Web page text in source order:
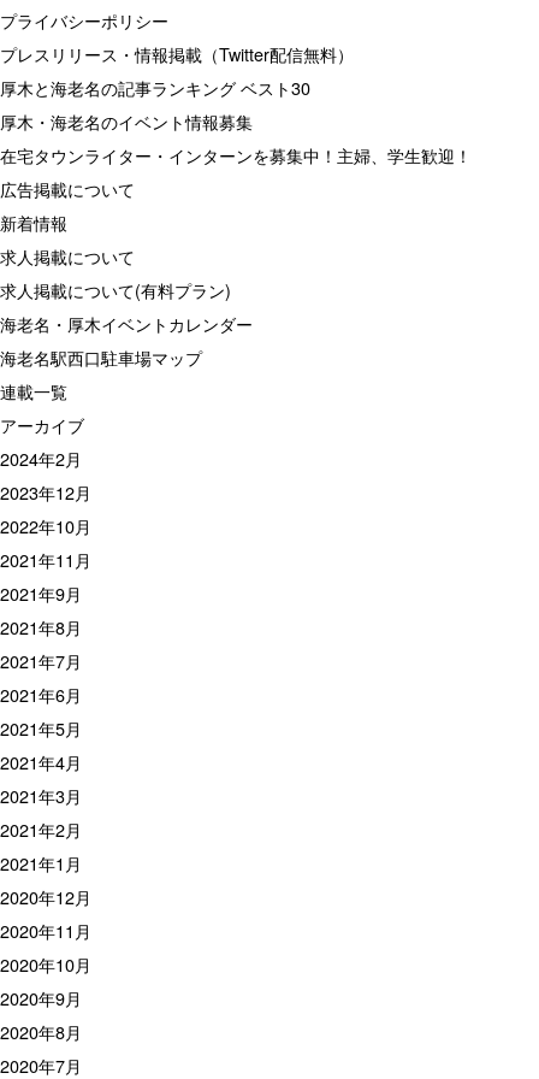
プライバシーポリシー
プレスリリース・情報掲載（Twitter配信無料）
厚木と海老名の記事ランキング ベスト30
厚木・海老名のイベント情報募集
在宅タウンライター・インターンを募集中！主婦、学生歓迎！
広告掲載について
新着情報
求人掲載について
求人掲載について(有料プラン)
海老名・厚木イベントカレンダー
海老名駅西口駐車場マップ
連載一覧
アーカイブ
2024年2月
2023年12月
2022年10月
2021年11月
2021年9月
2021年8月
2021年7月
2021年6月
2021年5月
2021年4月
2021年3月
2021年2月
2021年1月
2020年12月
2020年11月
2020年10月
2020年9月
2020年8月
2020年7月